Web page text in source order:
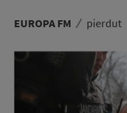
EUROPA FM pierdut
RADIO
CONCURSURI
PODCAST